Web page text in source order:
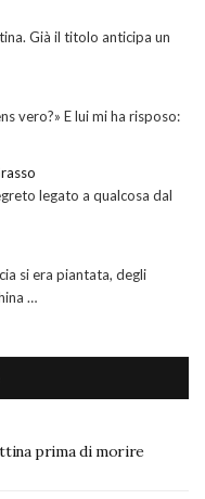
Già il titolo anticipa un
vero?» E lui mi ha risposo:
legato a qualcosa dal
si era piantata, degli
…
prima di morire